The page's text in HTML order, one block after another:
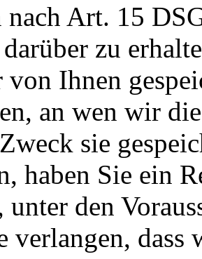
nach Art. 15
zu
Ihnen
an wen wir
sie
haben Sie ein
den
verlangen, dass